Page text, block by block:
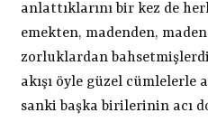
anlattıklarını bir kez de
emekten, madenden,
zorluklardan
akışı öyle güzel cümlelerle
sanki başka birilerinin acı